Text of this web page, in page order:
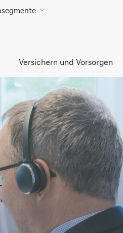
(Enter drücken)
(Enter drücken)
Versichern und Vorsorgen